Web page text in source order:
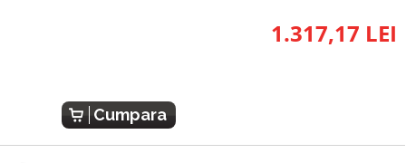
1.317,17 LEI
Cumpara